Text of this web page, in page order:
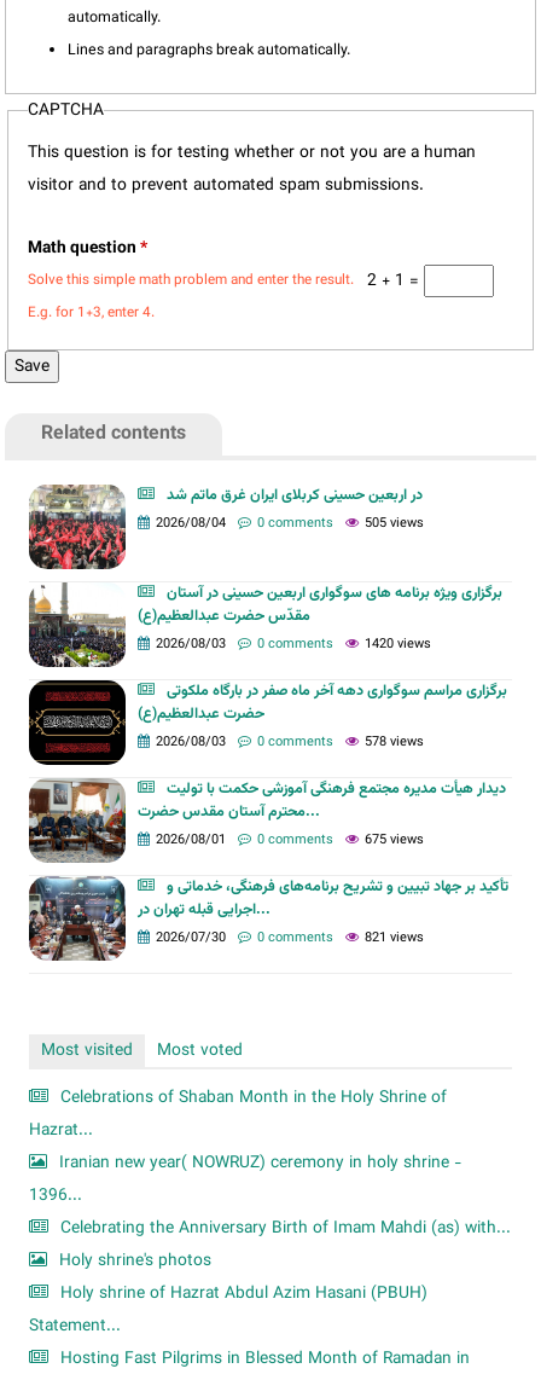
automatically.
Lines and paragraphs break automatically.
CAPTCHA
This question is for testing whether or not you are a human
visitor and to prevent automated spam submissions.
Math question*
2 + 1 =
Solve this simple math problem and enter the result.
E.g. for 1+3, enter 4.
Related contents
در اربعین حسینی کربلای ایران غرق ماتم شد
2026/08/04 0 comments 505 views
برگزاری ویژه برنامه های سوگواری اربعین حسینی در آستان
مقدّس حضرت عبدالعظیم(ع)
2026/08/03 0 comments 1420 views
برگزاری مراسم سوگواری دهه آخر ماه صفر در بارگاه ملکوتی
حضرت عبدالعظیم(ع)
2026/08/03 0 comments 578 views
دیدار هیأت مدیره مجتمع فرهنگی آموزشی حکمت با تولیت
محترم آستان مقدس حضرت...
2026/08/01 0 comments 675 views
تأکید بر جهاد تبیین و تشریح برنامه‌های فرهنگی، خدماتی و
اجرایی قبله تهران در...
2026/07/30 0 comments 821 views
Most visited
Most voted
Celebrations of Shaban Month in the Holy Shrine of
Hazrat...
Iranian new year( NOWRUZ) ceremony in holy shrine -
1396...
Celebrating the Anniversary Birth of Imam Mahdi (as) with...
Holy shrine's photos
Holy shrine of Hazrat Abdul Azim Hasani (PBUH)
Statement...
Hosting Fast Pilgrims in Blessed Month of Ramadan in